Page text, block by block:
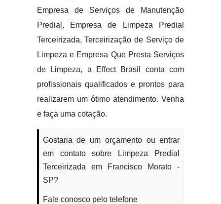
Empresa de Serviços de Manutenção
Predial, Empresa de Limpeza Predial
Terceirizada, Terceirização de Serviço de
Limpeza e Empresa Que Presta Serviços
de Limpeza, a Effect Brasil conta com
profissionais qualificados e prontos para
realizarem um ótimo atendimento. Venha
e faça uma cotação.
Gostaria de um orçamento ou entrar
em contato sobre Limpeza Predial
Terceirizada em Francisco Morato -
SP?
Fale conosco pelo telefone